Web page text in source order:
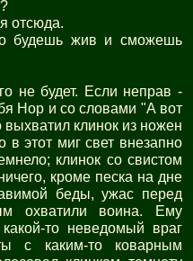
отсюда.
будешь жив и сможешь
не будет. Если неправ -
Нор и со словами "А вот
клинок из ножен
этот миг свет внезапно
клинок со свистом
кроме песка на дне
беды, ужас перед
охватили воина. Ему
то неведомый враг
с каким-то коварным